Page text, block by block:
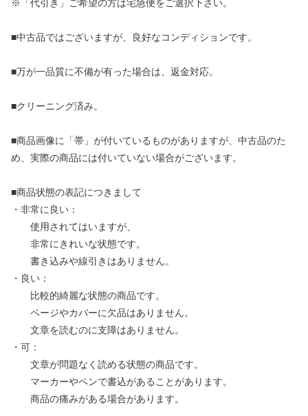
※「代引き」ご希望の方は宅急便をご選択下さい。
■中古品ではございますが、良好なコンディションです。
■万が一品質に不備が有った場合は、返金対応。
■クリーニング済み。
■商品画像に「帯」が付いているものがありますが、中古品のた
め、実際の商品には付いていない場合がございます。
■商品状態の表記につきまして
・非常に良い：
使用されてはいますが、
非常にきれいな状態です。
書き込みや線引きはありません。
・良い：
比較的綺麗な状態の商品です。
ページやカバーに欠品はありません。
文章を読むのに支障はありません。
・可：
文章が問題なく読める状態の商品です。
マーカーやペンで書込があることがあります。
商品の痛みがある場合があります。